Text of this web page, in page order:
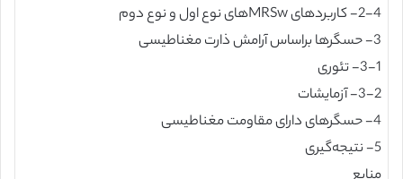
2-4- کاربردهای MRSwهای نوع اول و نوع دوم
3- حسگرها براساس آرامش ذارت مغناطیسی
3-1- تئوری
3-2- آزمایشات
4- حسگرهای دارای مقاومت مغناطیسی
5- نتیجه‌گیری